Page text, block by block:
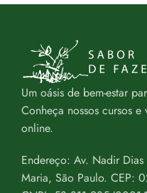
Um oásis de bem-estar
Conheça nossos cursos
online.
Endereço: Av. Nadir
Maria, São Paulo. CEP: